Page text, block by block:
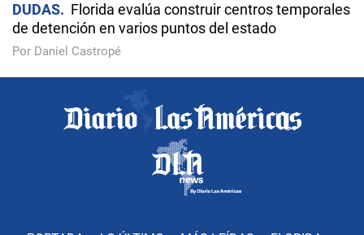
DUDAS
Florida evalúa construir centros temporales
de detención en varios puntos del estado
Por Daniel Castropé